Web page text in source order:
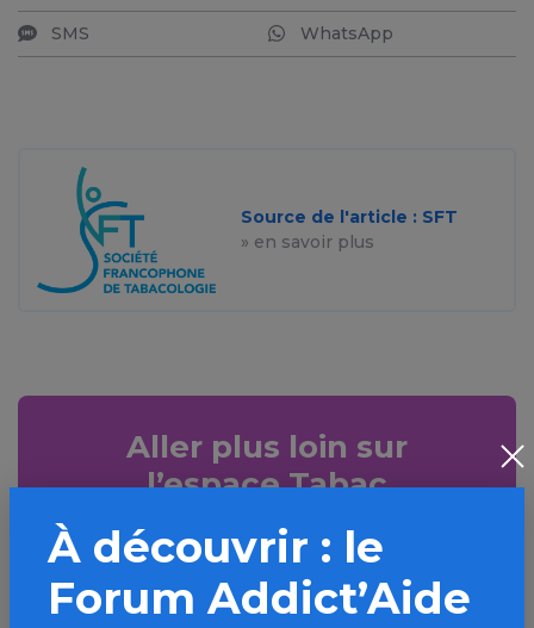
SMS WhatsApp
Source de l'article : SFT
» en savoir plus
Aller plus loin sur
l’espace Tabac
Informations, parcours d’évaluations,
bonnes pratiques, FAQ, annuaires,
ressources, actualités...
À découvrir : le
Forum Addict’Aide